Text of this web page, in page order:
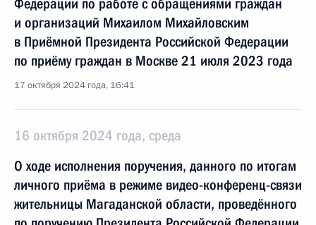
Федерации по работе с обращениями граждан
и организаций Михаилом Михайловским
в Приёмной Президента Российской Федерации
по приёму граждан в Москве 21 июля 2023 года
17 октября 2024 года, 16:41
16 октября 2024 года, среда
О ходе исполнения поручения, данного по итогам
личного приёма в режиме видео-конференц-связи
жительницы Магаданской области, проведённого